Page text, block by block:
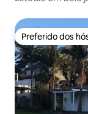
Preferido dos
Preferido dos